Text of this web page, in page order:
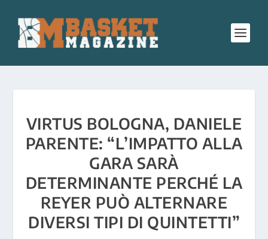
VIRTUS BOLOGNA, DANIELE
PARENTE: “L’IMPATTO ALLA
GARA SARÀ
DETERMINANTE PERCHÉ LA
REYER PUÒ ALTERNARE
DIVERSI TIPI DI QUINTETTI”